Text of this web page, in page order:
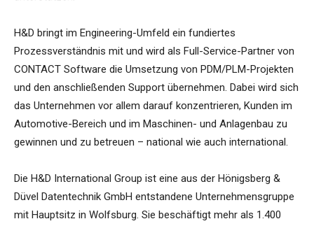
H&D bringt im Engineering-Umfeld ein fundiertes
Prozessverständnis mit und wird als Full-Service-Partner von
CONTACT Software die Umsetzung von PDM/PLM-Projekten
und den anschließenden Support übernehmen. Dabei wird sich
das Unternehmen vor allem darauf konzentrieren, Kunden im
Automotive-Bereich und im Maschinen- und Anlagenbau zu
gewinnen und zu betreuen – national wie auch international.
Die H&D International Group ist eine aus der Hönigsberg &
Düvel Datentechnik GmbH entstandene Unternehmensgruppe
mit Hauptsitz in Wolfsburg. Sie beschäftigt mehr als 1.400